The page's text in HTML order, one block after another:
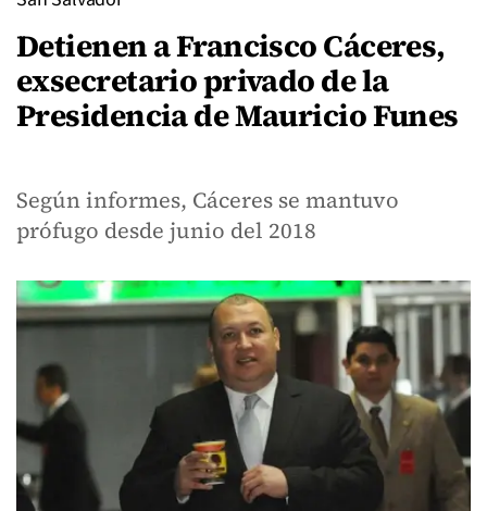
Detienen a Francisco Cáceres,
exsecretario privado de la
Presidencia de Mauricio Funes
Según informes, Cáceres se mantuvo
prófugo desde junio del 2018